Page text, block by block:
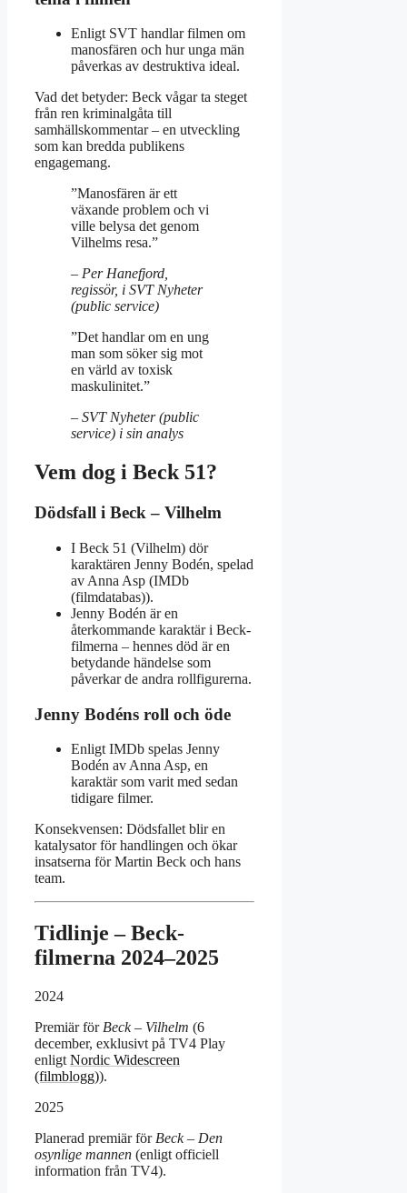
Enligt SVT handlar filmen om
manosfären och hur unga män
påverkas av destruktiva ideal.
Vad det betyder: Beck vågar ta steget
från ren kriminalgåta till
samhällskommentar – en utveckling
som kan bredda publikens
engagemang.
”Manosfären är ett
växande problem och vi
ville belysa det genom
Vilhelms resa.”
– Per Hanefjord,
regissör, i SVT Nyheter
(public service)
”Det handlar om en ung
man som söker sig mot
en värld av toxisk
maskulinitet.”
– SVT Nyheter (public
service) i sin analys
Vem dog i Beck 51?
Dödsfall i Beck – Vilhelm
I Beck 51 (Vilhelm) dör
karaktären Jenny Bodén, spelad
av Anna Asp (IMDb
(filmdatabas)).
Jenny Bodén är en
återkommande karaktär i Beck-
filmerna – hennes död är en
betydande händelse som
påverkar de andra rollfigurerna.
Jenny Bodéns roll och öde
Enligt IMDb spelas Jenny
Bodén av Anna Asp, en
karaktär som varit med sedan
tidigare filmer.
Konsekvensen: Dödsfallet blir en
katalysator för handlingen och ökar
insatserna för Martin Beck och hans
team.
Tidlinje – Beck-
filmerna 2024–2025
2024
Premiär för Beck – Vilhelm (6
december, exklusivt på TV4 Play
enligt Nordic Widescreen
(filmblogg)).
2025
Planerad premiär för Beck – Den
osynlige mannen (enligt officiell
information från TV4).